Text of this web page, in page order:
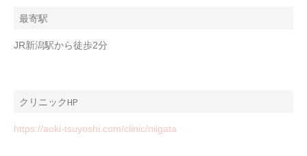
最寄駅
JR新潟駅から徒歩2分
クリニックHP
https://aoki-tsuyoshi.com/clinic/niigata